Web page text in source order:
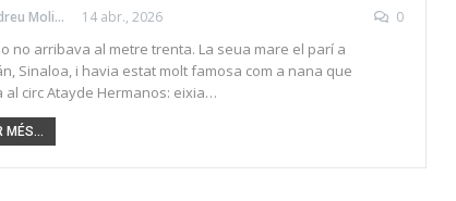
Joan Andreu Molins 14 abr., 2026 0
no arribava al metre trenta. La seua mare el parí a
Sinaloa, i havia estat molt famosa com a nana que
al circ Atayde Hermanos: eixia…
MÉS...